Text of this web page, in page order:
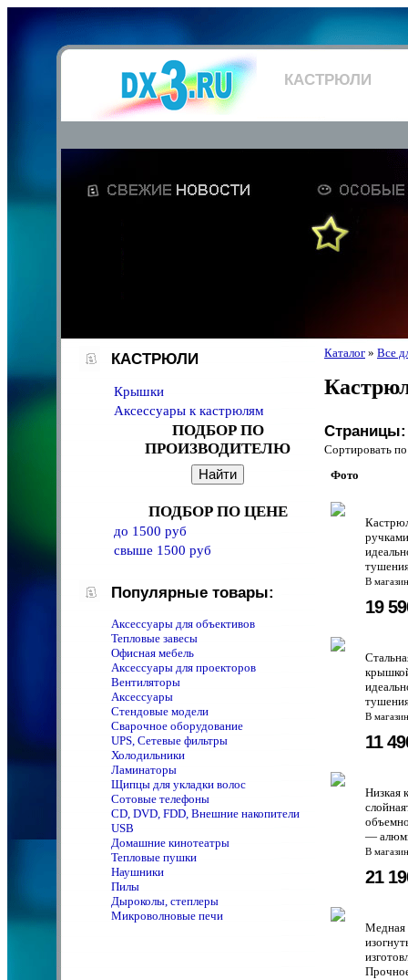
КАСТРЮЛИ
КАСТРЮЛИ
Крышки
Аксессуары к кастрюлям
ПОДБОР ПО
ПРОИЗВОДИТЕЛЮ
ПОДБОР ПО ЦЕНЕ
до 1500 руб
свыше 1500 руб
Популярные товары:
Аксессуары для объективов
Тепловые завесы
Офисная мебель
Аксессуары для проекторов
Вентиляторы
Аксессуары
Стендовые модели
Сварочное оборудование
UPS, Сетевые фильтры
Холодильники
Ламинаторы
Щипцы для укладки волос
Сотовые телефоны
CD, DVD, FDD, Внешние накопители
USB
Домашние кинотеатры
Тепловые пушки
Наушники
Пилы
Дыроколы, степлеры
Микроволновые печи
Каталог » Все
Страницы:
Сортировать
Фото
В
19
В
11
Низкая
—
В
21
Медная